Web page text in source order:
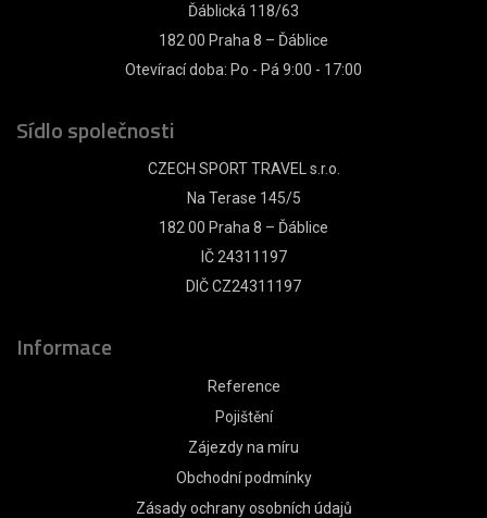
Ďáblická 118/63
182 00 Praha 8 – Ďáblice
Otevírací doba: Po - Pá 9:00 - 17:00
Sídlo společnosti
CZECH SPORT TRAVEL s.r.o.
Na Terase 145/5
182 00 Praha 8 – Ďáblice
IČ 24311197
DIČ CZ24311197
Informace
Reference
Pojištění
Zájezdy na míru
Obchodní podmínky
Zásady ochrany osobních údajů